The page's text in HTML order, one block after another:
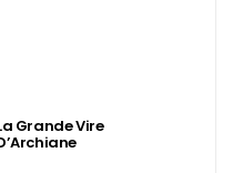
Grande Vire